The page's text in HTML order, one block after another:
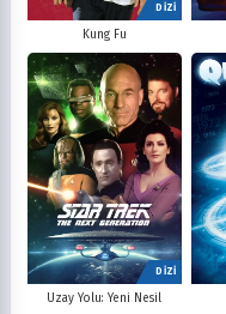
DİZİ
Kung Fu
DİZİ
Uzay Yolu: Yeni Nesil